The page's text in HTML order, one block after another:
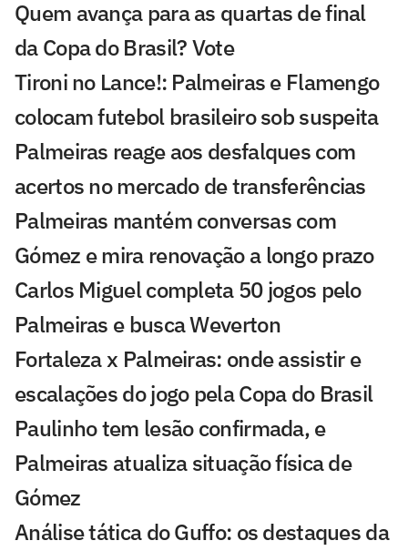
Quem avança para as quartas de final
da Copa do Brasil? Vote
Tironi no Lance!: Palmeiras e Flamengo
colocam futebol brasileiro sob suspeita
Palmeiras reage aos desfalques com
acertos no mercado de transferências
Palmeiras mantém conversas com
Gómez e mira renovação a longo prazo
Carlos Miguel completa 50 jogos pelo
Palmeiras e busca Weverton
Fortaleza x Palmeiras: onde assistir e
escalações do jogo pela Copa do Brasil
Paulinho tem lesão confirmada, e
Palmeiras atualiza situação física de
Gómez
Análise tática do Guffo: os destaques da